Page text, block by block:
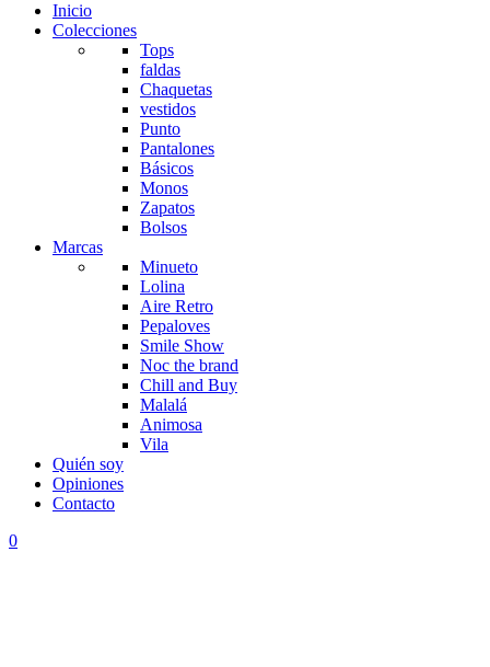
Inicio
Colecciones
Tops
faldas
Chaquetas
vestidos
Punto
Pantalones
Básicos
Monos
Zapatos
Bolsos
Marcas
Minueto
Lolina
Aire Retro
Pepaloves
Smile Show
Noc the brand
Chill and Buy
Malalá
Animosa
Vila
Quién soy
Opiniones
Contacto
0